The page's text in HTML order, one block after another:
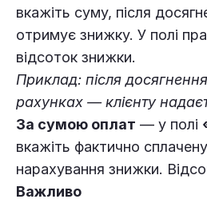
вкажіть суму, після
отримує знижку. У полі
відсоток знижки.
Приклад: після
рахунках — клієнту
За сумою оплат — у полі
вкажіть фактично
нарахування знижки.
Важливо